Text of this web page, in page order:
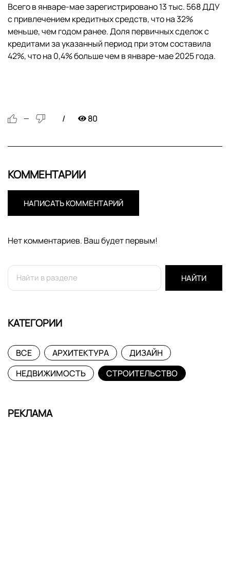
Всего в январе-мае зарегистрировано 13 тыс. 568 ДДУ
с привлечением кредитных средств, что на 32%
меньше, чем годом ранее. Доля первичных сделок с
кредитами за указанный период при этом составила
42%, что на 0,4% больше чем в январе-мае 2025 года.
— 80
КОММЕНТАРИИ
НАПИСАТЬ КОММЕНТАРИЙ
Нет комментариев. Ваш будет первым!
НАЙТИ
КАТЕГОРИИ
ВСЕ АРХИТЕКТУРА
ДИЗАЙН
НЕДВИЖИМОСТЬ
СТРОИТЕЛЬСТВО
РЕКЛАМА